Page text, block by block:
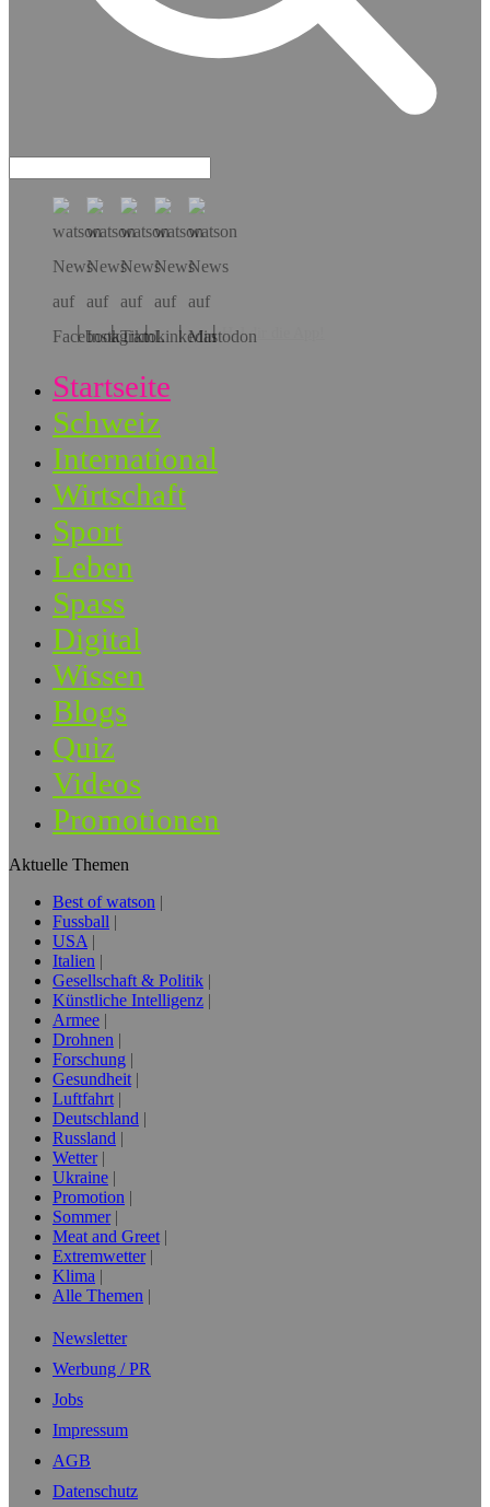
Hol dir die App!
Startseite
Schweiz
International
Wirtschaft
Sport
Leben
Spass
Digital
Wissen
Blogs
Quiz
Videos
Promotionen
Aktuelle Themen
Best of watson
Fussball
USA
Italien
Gesellschaft & Politik
Künstliche Intelligenz
Armee
Drohnen
Forschung
Gesundheit
Luftfahrt
Deutschland
Russland
Wetter
Ukraine
Promotion
Sommer
Meat and Greet
Extremwetter
Klima
Alle Themen
Newsletter
Werbung / PR
Jobs
Impressum
AGB
Datenschutz